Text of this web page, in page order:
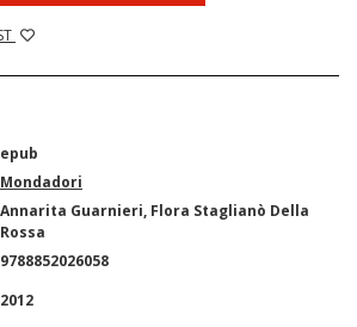
epub
Mondadori
Annarita Guarnieri, Flora Staglianò Della
Rossa
9788852026058
2012